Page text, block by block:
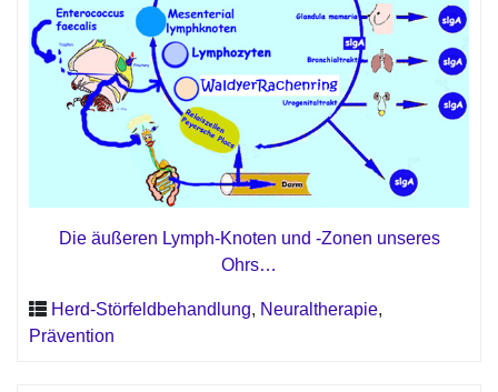
Die äußeren Lymph-Knoten und -Zonen unseres
Ohrs…
Herd-Störfeldbehandlung, Neuraltherapie,
Prävention